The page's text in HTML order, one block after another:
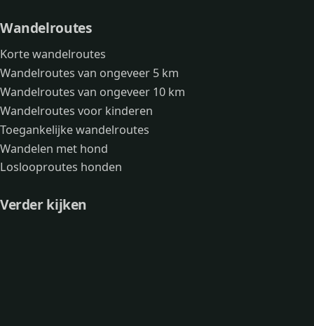
Wandelroutes
Korte wandelroutes
Wandelroutes van ongeveer 5 km
Wandelroutes van ongeveer 10 km
Wandelroutes voor kinderen
Toegankelijke wandelroutes
Wandelen met hond
Loslooproutes honden
Verder kijken